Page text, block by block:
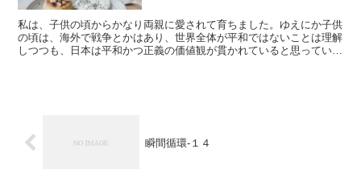
私は、子供の頃からかなり両親に愛されて育ちました。ゆえにか子供
の頃は、海外で戦争とかはあり、世界全体が平和ではないことは理解
しつつも、日本は平和かつ正義の価値観が貫かれていると思っていま
瞬間循環-１４